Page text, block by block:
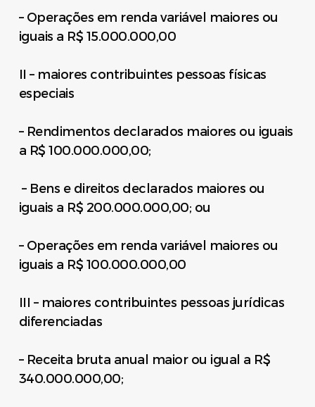
– Operações em renda variável maiores ou
iguais a R$ 15.000.000,00
II – maiores contribuintes pessoas físicas
especiais
– Rendimentos declarados maiores ou iguais
a R$ 100.000.000,00;
– Bens e direitos declarados maiores ou
iguais a R$ 200.000.000,00; ou
– Operações em renda variável maiores ou
iguais a R$ 100.000.000,00
III – maiores contribuintes pessoas jurídicas
diferenciadas
– Receita bruta anual maior ou igual a R$
340.000.000,00;